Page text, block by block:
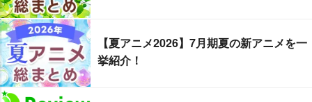
【夏アニメ2026】7月期夏の新アニメを一
挙紹介！